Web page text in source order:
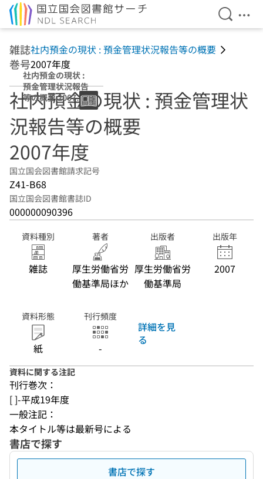
検索を
メ
雑誌社内預金の現状 : 預金管理状況報告等の概要
巻号2007年度
社内預金の現状 :
預金管理状況報告
等の概要 2007年
度
社内預金の現状 : 預金管理状
況報告等の概要
2007年度
国立国会図書館請求記号
Z41-B68
国立国会図書館書誌ID
000000090396
資料種別
雑誌
著者
厚生労働省労
働基準局ほか
出版者
厚生労働省労
働基準局
出版年
2007
資料形態
紙
刊行頻度
-
詳細を見
る
資料に関する注記
刊行巻次：
[ ]-平成19年度
一般注記：
本タイトル等は最新号による
書店で探す
書店で探す